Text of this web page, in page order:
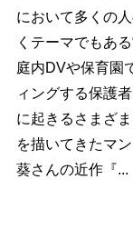
において多くの人
くテーマでもある
庭内DVや保育園
ィングする保護
に起きるさまざ
を描いてきたマ
葵さんの近作『...